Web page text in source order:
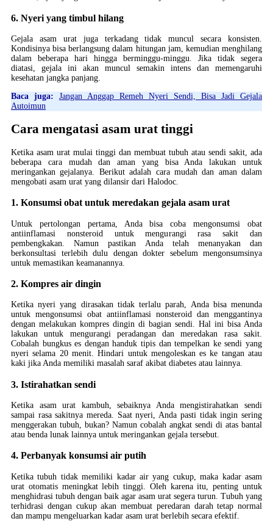
6. Nyeri yang timbul hilang
Gejala asam urat juga terkadang tidak muncul secara konsisten.
Kondisinya bisa berlangsung dalam hitungan jam, kemudian menghilang
dalam beberapa hari hingga berminggu-minggu. Jika tidak segera
diatasi, gejala ini akan muncul semakin intens dan memengaruhi
kesehatan jangka panjang.
Baca juga: Jangan Anggap Remeh Nyeri Sendi, Bisa Jadi Gejala
Autoimun
Cara mengatasi asam urat tinggi
Ketika asam urat mulai tinggi dan membuat tubuh atau sendi sakit, ada
beberapa cara mudah dan aman yang bisa Anda lakukan untuk
meringankan gejalanya. Berikut adalah cara mudah dan aman dalam
mengobati asam urat yang dilansir dari Halodoc.
1. Konsumsi obat untuk meredakan gejala asam urat
Untuk pertolongan pertama, Anda bisa coba mengonsumsi obat
antiinflamasi nonsteroid untuk mengurangi rasa sakit dan
pembengkakan. Namun pastikan Anda telah menanyakan dan
berkonsultasi terlebih dulu dengan dokter sebelum mengonsumsinya
untuk memastikan keamanannya.
2. Kompres air dingin
Ketika nyeri yang dirasakan tidak terlalu parah, Anda bisa menunda
untuk mengonsumsi obat antiinflamasi nonsteroid dan menggantinya
dengan melakukan kompres dingin di bagian sendi. Hal ini bisa Anda
lakukan untuk mengurangi peradangan dan meredakan rasa sakit.
Cobalah bungkus es dengan handuk tipis dan tempelkan ke sendi yang
nyeri selama 20 menit. Hindari untuk mengoleskan es ke tangan atau
kaki jika Anda memiliki masalah saraf akibat diabetes atau lainnya.
3. Istirahatkan sendi
Ketika asam urat kambuh, sebaiknya Anda mengistirahatkan sendi
sampai rasa sakitnya mereda. Saat nyeri, Anda pasti tidak ingin sering
menggerakan tubuh, bukan? Namun cobalah angkat sendi di atas bantal
atau benda lunak lainnya untuk meringankan gejala tersebut.
4. Perbanyak konsumsi air putih
Ketika tubuh tidak memiliki kadar air yang cukup, maka kadar asam
urat otomatis meningkat lebih tinggi. Oleh karena itu, penting untuk
menghidrasi tubuh dengan baik agar asam urat segera turun. Tubuh yang
terhidrasi dengan cukup akan membuat peredaran darah tetap normal
dan mampu mengeluarkan kadar asam urat berlebih secara efektif.